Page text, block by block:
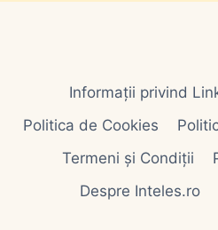
Informații privind
Politica de Cookies
Termeni și Condiții
Despre Inteles.ro